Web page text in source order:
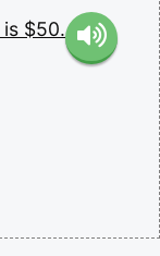
is $50.